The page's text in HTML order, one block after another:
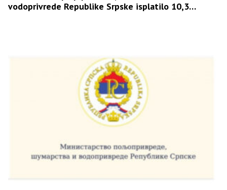
vodoprivrede Republike Srpske isplatilo 10,3